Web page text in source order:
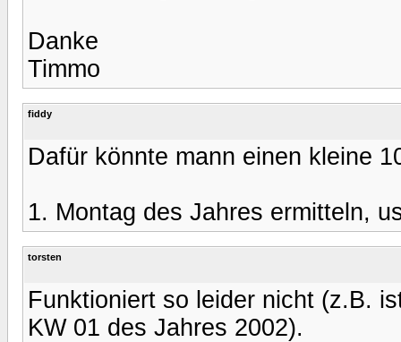
Danke
Timmo
fiddy
Dafür könnte mann einen kleine
1. Montag des Jahres ermitteln,
torsten
Funktioniert so leider nicht (z.B.
KW 01 des Jahres 2002).